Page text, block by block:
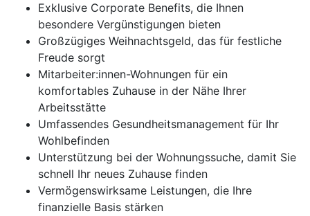
Exklusive Corporate Benefits, die Ihnen
besondere Vergünstigungen bieten
Großzügiges Weihnachtsgeld, das für festliche
Freude sorgt
Mitarbeiter:innen-Wohnungen für ein
komfortables Zuhause in der Nähe Ihrer
Arbeitsstätte
Umfassendes Gesundheitsmanagement für Ihr
Wohlbefinden
Unterstützung bei der Wohnungssuche, damit Sie
schnell Ihr neues Zuhause finden
Vermögenswirksame Leistungen, die Ihre
finanzielle Basis stärken